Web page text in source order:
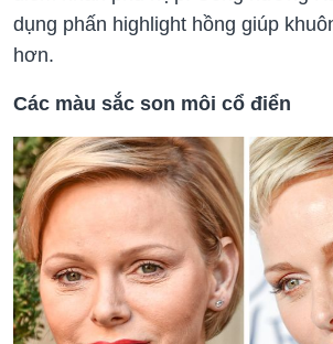
dụng phấn highlight hồng giúp
hơn.
Các màu sắc son môi cổ điển